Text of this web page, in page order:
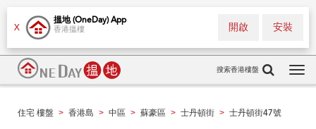
X
搵地 (OneDay) App
香港搵樓 安裝
開啟
搜索香港樓盤
住宅 樓盤 > 香港島 > 中區 > 蘇豪區 > 士丹頓街 > 士丹頓街47號